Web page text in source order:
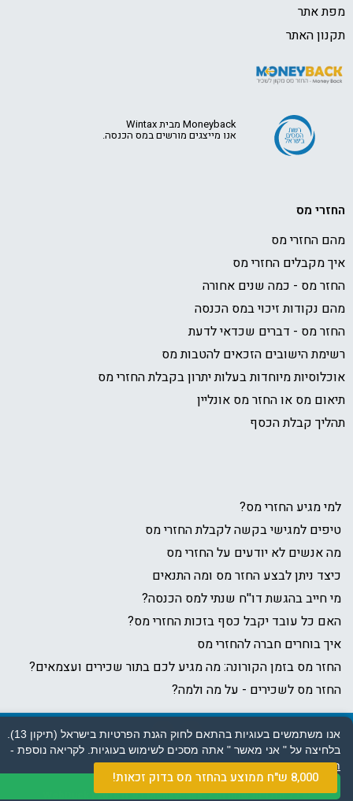
מפת אתר
תקנון האתר
Moneyback מבית Wintax
אנו מייצגים מורשים במס הכנסה.
החזרי מס
מהם החזרי מס
איך מקבלים החזרי מס
החזר מס - כמה שנים אחורה
מהם נקודות זיכוי במס הכנסה
החזר מס - דברים שכדאי לדעת
רשימת הישובים הזכאים להטבות מס
אוכלוסיות מיוחדות בעלות יתרון בקבלת החזרי מס
תיאום מס או החזר מס אונליין
תהליך קבלת הכסף
למי מגיע החזרי מס?
טיפים למגישי בקשה לקבלת החזרי מס
מה אנשים לא יודעים על החזרי מס
כיצד ניתן לבצע החזר מס ומה התנאים
מי חייב בהגשת דו''ח שנתי למס הכנסה?
האם כל עובד יקבל כסף בזכות החזרי מס?
איך בוחרים חברה להחזרי מס
החזר מס בזמן הקורונה: מה מגיע לכם בתור שכירים ועצמאים?
החזר מס לשכירים - על מה ולמה?
מדיניות פרטיות|תנאי שימוש|הצהרת נגישות
© כל הזכויות שמורות ל-MoneyBack בע"מ 2018 | WebDuck
8,000 ש"ח ממוצע בהחזר מס בדוק זכאות!
אנו משתמשים בעוגיות בהתאם לחוק הגנת הפרטיות בישראל (תיקון 13).
בלחיצה על " אני מאשר " אתה מסכים לשימוש בעוגיות. לקריאה נוספת -
תקנון האתר
אני מאשר